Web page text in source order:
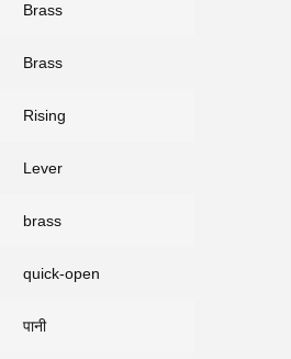
Brass
Brass
Rising
Lever
brass
quick-open
पानी